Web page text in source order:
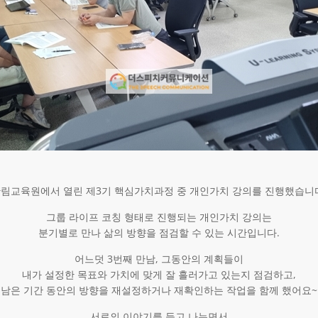
교육원에서 열린 제3기 핵심가치과정 중 개인가치 강의를 진행했습니
그룹 라이프 코칭 형태로 진행되는 개인가치 강의는
분기별로 만나 삶의 방향을 점검할 수 있는 시간입니다.
어느덧 3번째 만남, 그동안의 계획들이
내가 설정한 목표와 가치에 맞게 잘 흘러가고 있는지 점검하고,
남은 기간 동안의 방향을 재설정하거나 재확인하는 작업을 함께 했어요~